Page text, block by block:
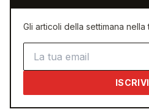
Gli articoli della settimana nella